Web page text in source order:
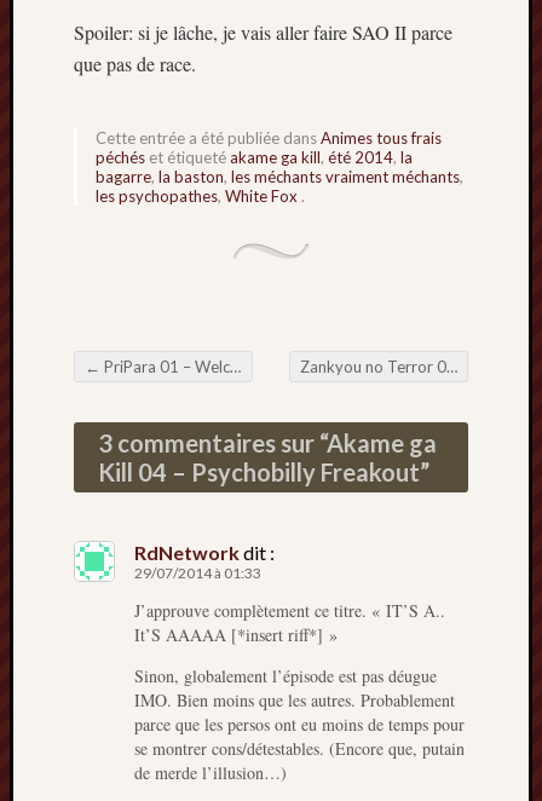
Spoiler: si je lâche, je vais aller faire SAO II parce
que pas de race.
Cette entrée a été publiée dansAnimes tous frais
péchés et étiquetéakame ga kill, été 2014, la
bagarre, la baston, les méchants vraiment méchants,
les psychopathes, White Fox .
Navigation de l'article
← PriPara 01 – Welcome to my Paradise Zankyou no Terror 04 – At the Game of Terrorism, you win or you die
3 commentaires sur “Akame ga
Kill 04 – Psychobilly Freakout”
RdNetworkdit :
29/07/2014 à 01:33
J’approuve complètement ce titre. « IT’S A..
It’S AAAAA [*insert riff*] »
Sinon, globalement l’épisode est pas déugue
IMO. Bien moins que les autres. Probablement
parce que les persos ont eu moins de temps pour
se montrer cons/détestables. (Encore que, putain
de merde l’illusion…)